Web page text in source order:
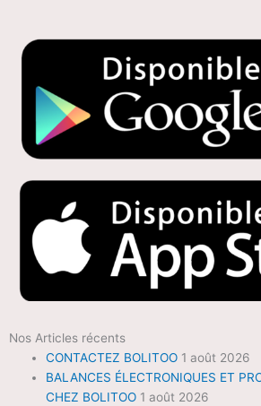
Nos Articles récents
CONTACTEZ BOLITOO 1 août 2026
BALANCES ÉLECTRONIQUES ET
CHEZ BOLITOO 1 août 2026